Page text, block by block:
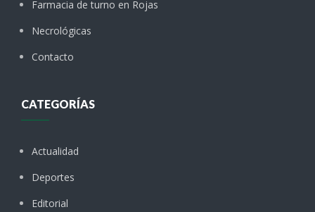
Farmacia de turno en Rojas
Necrológicas
Contacto
CATEGORÍAS
Actualidad
Deportes
Editorial